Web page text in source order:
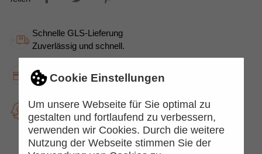
Cookie Einstellungen
Um unsere Webseite für Sie optimal zu
gestalten und fortlaufend zu verbessern,
verwenden wir Cookies. Durch die weitere
Nutzung der Webseite stimmen Sie der
Schnelle GLS-Lieferung
Zuverlässig und schnell.
Kauf auf Rechnung
Jetzt kaufen, später zahlen.
Top Kundenservice
Kompetent und freundlich